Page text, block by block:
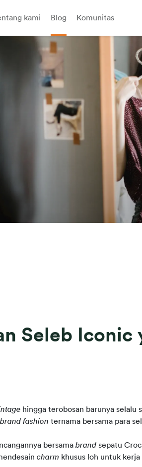
kami Blog Komunitas
Seleb Iconic
hingga terobosan barunya selalu
brand fashion ternama bersama para
bersama brand sepatu
charm khusus loh untuk kerja